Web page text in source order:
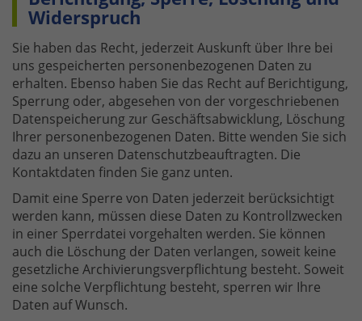
Widerspruch
Sie haben das Recht, jederzeit Auskunft über Ihre bei
uns gespeicherten personenbezogenen Daten zu
erhalten. Ebenso haben Sie das Recht auf Berichtigung,
Sperrung oder, abgesehen von der vorgeschriebenen
Datenspeicherung zur Geschäftsabwicklung, Löschung
Ihrer personenbezogenen Daten. Bitte wenden Sie sich
dazu an unseren Datenschutzbeauftragten. Die
Kontaktdaten finden Sie ganz unten.
Damit eine Sperre von Daten jederzeit berücksichtigt
werden kann, müssen diese Daten zu Kontrollzwecken
in einer Sperrdatei vorgehalten werden. Sie können
auch die Löschung der Daten verlangen, soweit keine
gesetzliche Archivierungsverpflichtung besteht. Soweit
eine solche Verpflichtung besteht, sperren wir Ihre
Daten auf Wunsch.